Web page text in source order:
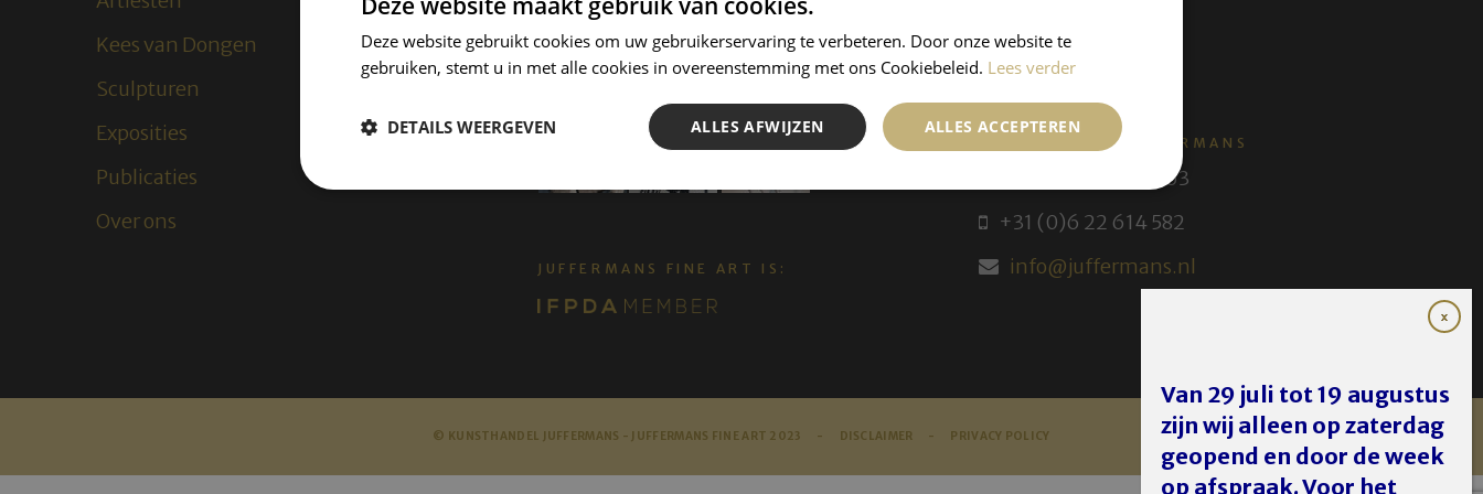
Kees van Dongen
Sculpturen
Exposities
Publicaties
Over ons
JUFFERMANS FINE ART IS:
KUNSTHANDEL JUFFERMANS
+31 (0) 30 231 14 63
+31 (0)6 22 614 582
info@juffermans.nl
© KUNSTHANDEL JUFFERMANS - JUFFERMANS FINE ART 2023 - DISCLAIMER - PRIVACY POLICY
Van 29 juli tot 19 augustus
zijn wij alleen op zaterdag
geopend en door de week
op afspraak. Voor het
Deze website gebruikt cookies om uw gebruikerservaring te verbeteren. Door onze website te
gebruiken, stemt u in met alle cookies in overeenstemming met ons Cookiebeleid. Lees verder
ALLES ACCEPTEREN
ALLES AFWIJZEN
DETAILS WEERGEVEN